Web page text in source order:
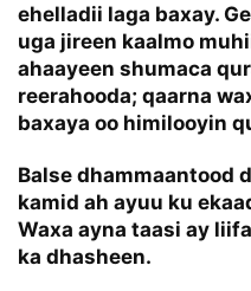
ehelladii laga baxay.
uga jireen kaalmo
ahaayeen shumaca
reerahooda; qaarna
baxaya oo himilooyin
Balse dhammaantood
kamid ah ayuu ku
Waxa ayna taasi ay
ka dhasheen.